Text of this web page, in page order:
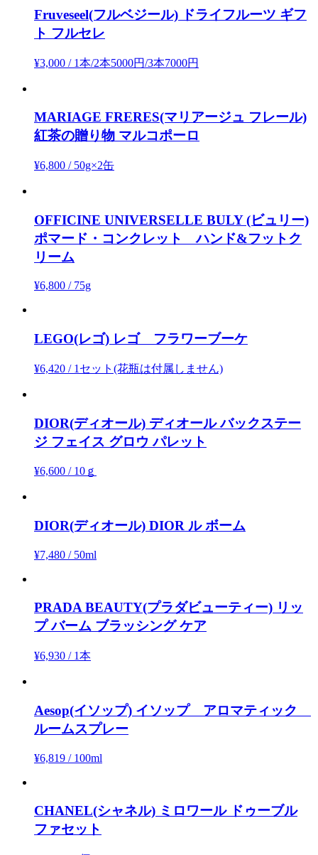
Fruveseel(フルベジール) ドライフルーツ ギフ
ト フルセレ
¥3,000 / 1本/2本5000円/3本7000円
MARIAGE FRERES(マリアージュ フレール)
紅茶の贈り物 マルコポーロ
¥6,800 / 50g×2缶
OFFICINE UNIVERSELLE BULY (ビュリー)
ポマード・コンクレット ハンド&フットク
リーム
¥6,800 / 75g
LEGO(レゴ) レゴ フラワーブーケ
¥6,420 / 1セット(花瓶は付属しません)
DIOR(ディオール) ディオール バックステー
ジ フェイス グロウ パレット
¥6,600 / 10ｇ
DIOR(ディオール) DIOR ル ボーム
¥7,480 / 50ml
PRADA BEAUTY(プラダビューティー) リッ
プ バーム ブラッシング ケア
¥6,930 / 1本
Aesop(イソップ) イソップ アロマティック
ルームスプレー
¥6,819 / 100ml
CHANEL(シャネル) ミロワール ドゥーブル
ファセット